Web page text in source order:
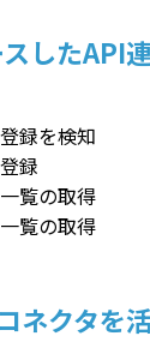
したAPI
録を検知
録
覧の取得
覧の取得
ネクタを